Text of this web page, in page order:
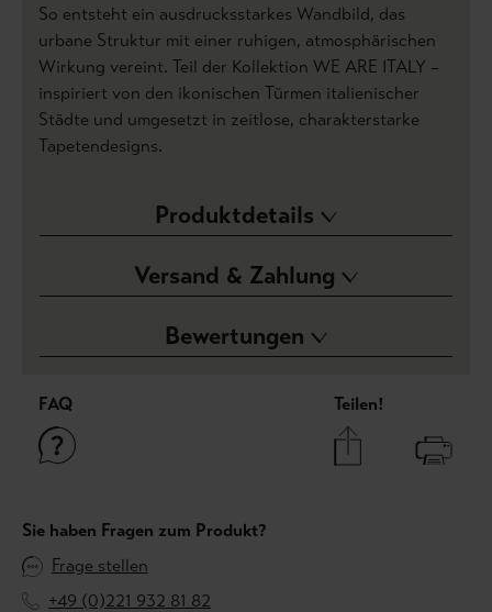
So entsteht ein ausdrucksstarkes Wandbild, das
urbane Struktur mit einer ruhigen, atmosphärischen
Wirkung vereint. Teil der Kollektion WE ARE ITALY –
inspiriert von den ikonischen Türmen italienischer
Städte und umgesetzt in zeitlose, charakterstarke
Tapetendesigns.
Produktdetails
Versand & Zahlung
Bewertungen
FAQ Teilen!
Sie haben Fragen zum Produkt?
Frage stellen
+49 (0)221 932 81 82